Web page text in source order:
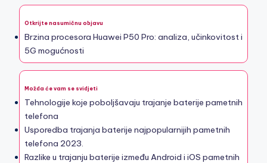
Otkrijte nasumičnu objavu
Brzina procesora Huawei P50 Pro: analiza, učinkovitost i
5G mogućnosti
Možda će vam se svidjeti
Tehnologije koje poboljšavaju trajanje baterije pametnih
telefona
Usporedba trajanja baterije najpopularnijih pametnih
telefona 2023.
Razlike u trajanju baterije između Android i iOS pametnih